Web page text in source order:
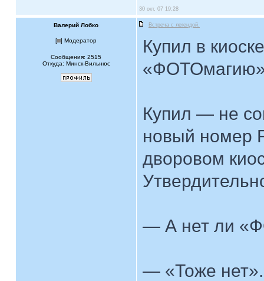
30 окт, 07 19:28
Валерий Лобко Встреча с легендой.
[ ] Модератор
Сообщения: 2515
Откуда: Минск-Вильнюс
Купил в
Купил — не
новый номер
дворовом
— А нет ли
— «Тоже нет».